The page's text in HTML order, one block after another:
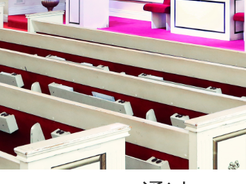
DCi 8|300
DCi 8|600
DCi 2|1250
DCi 4|1250
DCi 8|600DA
DCi 4|1250DA
DCi 4|300N
DCi 4|600N
DCi 8|300N
DCi 8|600N
DCi 2|1250N
DCi 4|1250N
I-Tech 5000HD
XLC 2500
XLC 2800
XLi 800
XLi 1500
XLi 2500
XLi 3500
2 系列
XLS 1002
XLS 1502
XLS 2002
XLS 2502
系列XTi 1002
XTi 2002
XTi 4002
XTi 6002
件 XFMR-4
EOL 盒
(China Only)
PX1000
PX2000
KVS300
VA 系列功放（仅限中国）
KVS Series